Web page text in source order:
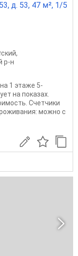
д. 53, 47 м², 1/5
,
р-н
1 этаже 5-
на показах.
Счетчики
можно с